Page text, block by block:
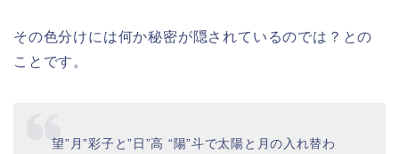
その色分けには何か秘密が隠されているのでは？との
ことです。
望”月”彩子と”日”高 “陽”斗で太陽と月の入れ替わ